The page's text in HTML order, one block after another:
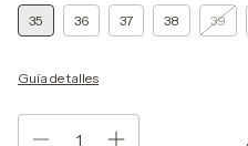
35 36 37 38 39
Guía de talles